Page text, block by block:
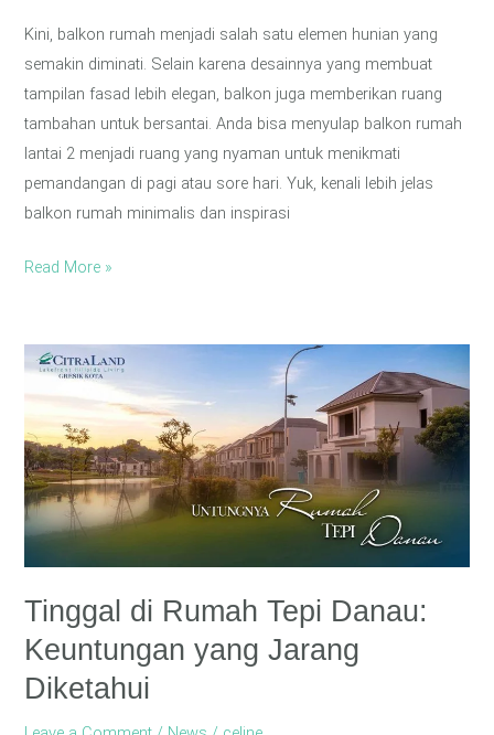
Kini, balkon rumah menjadi salah satu elemen hunian yang
semakin diminati. Selain karena desainnya yang membuat
tampilan fasad lebih elegan, balkon juga memberikan ruang
tambahan untuk bersantai. Anda bisa menyulap balkon rumah
lantai 2 menjadi ruang yang nyaman untuk menikmati
pemandangan di pagi atau sore hari. Yuk, kenali lebih jelas
balkon rumah minimalis dan inspirasi
Read More »
Tinggal di Rumah Tepi Danau:
Keuntungan yang Jarang
Diketahui
Tinggal
Rumah
Tepi
Danau:
Keuntungan
yang
Jarang
Diketahui